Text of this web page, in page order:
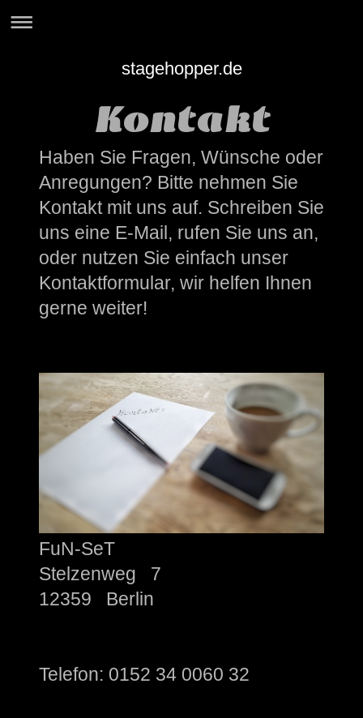
stagehopper.de
Kontakt
Haben Sie Fragen, Wünsche oder
Anregungen? Bitte nehmen Sie
Kontakt mit uns auf. Schreiben Sie
uns eine E-Mail, rufen Sie uns an,
oder nutzen Sie einfach unser
Kontaktformular, wir helfen Ihnen
gerne weiter!
FuN-SeT
Stelzenweg 7
12359 Berlin
Telefon: 0152 34 0060 32